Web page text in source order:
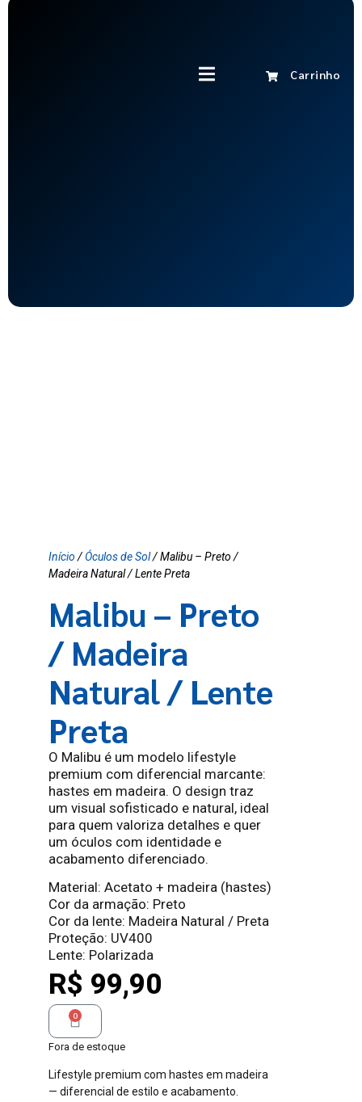
Carrinho
Início /Óculos de Sol/ Malibu – Preto /
Madeira Natural / Lente Preta
Malibu – Preto
/ Madeira
Natural / Lente
Preta
O Malibu é um modelo lifestyle
premium com diferencial marcante:
hastes em madeira. O design traz
um visual sofisticado e natural, ideal
para quem valoriza detalhes e quer
um óculos com identidade e
acabamento diferenciado.
Material: Acetato + madeira (hastes)
Cor da armação: Preto
Cor da lente: Madeira Natural / Preta
Proteção: UV400
Lente: Polarizada
R$ 99,90
0
Fora de estoque
Lifestyle premium com hastes em madeira
— diferencial de estilo e acabamento.